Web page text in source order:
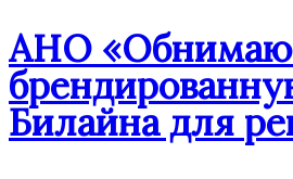
АНО «Обнимаю
Билайна для